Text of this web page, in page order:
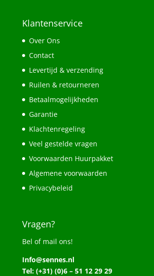
Klantenservice
Over Ons
Contact
Levertijd & verzending
Ruilen & retourneren
Betaalmogelijkheden
Garantie
Klachtenregeling
Veel gestelde vragen
Voorwaarden Huurpakket
Algemene voorwaarden
Privacybeleid
Vragen?
Bel of mail ons!
Info@sennes.nl
Tel: (+31) (0)6 – 51 12 29 29